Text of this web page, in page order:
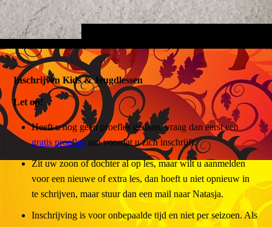
Inschrijven Kids & Jeugdlessen
Let op!
Heeft u nog geen proefles gedaan, vraag dan eerst een
gratis proeflesaan voordat u zich inschrijft.
Zit uw zoon of dochter al op les, maar wilt u aanmelden
voor een nieuwe of extra les, dan hoeft u niet opnieuw in
te schrijven, maar stuur dan een mail naar Natasja.
Inschrijving is voor onbepaalde tijd en niet per seizoen. Als